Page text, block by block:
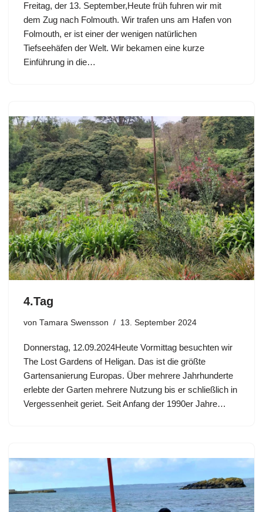
Freitag, der 13. September,Heute früh fuhren wir mit
dem Zug nach Folmouth. Wir trafen uns am Hafen von
Folmouth, er ist einer der wenigen natürlichen
Tiefseehäfen der Welt. Wir bekamen eine kurze
Einführung in die…
4.Tag
von Tamara Swensson 13. September 2024
Donnerstag, 12.09.2024Heute Vormittag besuchten wir
The Lost Gardens of Heligan. Das ist die größte
Gartensanierung Europas. Über mehrere Jahrhunderte
erlebte der Garten mehrere Nutzung bis er schließlich in
Vergessenheit geriet. Seit Anfang der 1990er Jahre…